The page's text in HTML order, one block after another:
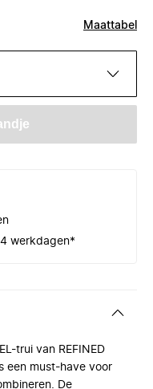
Maattabel
werkdagen*
trui van REFINED
een must-have voor
De